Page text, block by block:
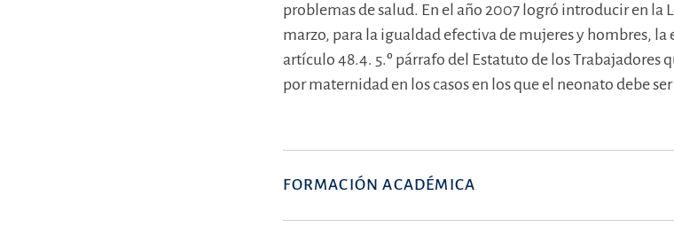
problemas de salud. En el año 2007 logró introducir en la
marzo, para la igualdad efectiva de mujeres y hombres, la
artículo 48.4. 5.º párrafo del Estatuto de los Trabajadores
por maternidad en los casos en los que el neonato debe
FORMACIÓN ACADÉMICA